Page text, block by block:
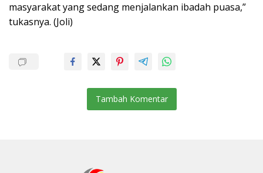
masyarakat yang sedang menjalankan ibadah puasa,”
tukasnya. (Joli)
Tambah Komentar